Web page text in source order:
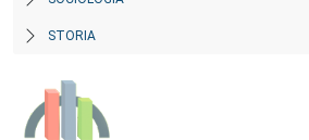
STORIA